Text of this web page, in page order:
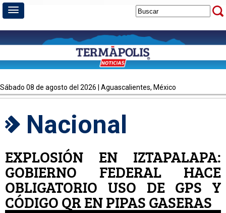
sábado 08 de agosto del 2026 | Aguascalientes, México
Nacional
EXPLOSIÓN EN IZTAPALAPA:
GOBIERNO FEDERAL HACE
OBLIGATORIO USO DE GPS Y
CÓDIGO QR EN PIPAS GASERAS